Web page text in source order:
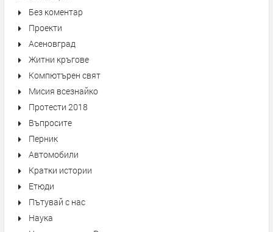
Без коментар
Проекти
Асеновград
Житни кръгове
Компютърен свят
Мисия всезнайко
Протести 2018
Въпросите
Перник
Автомобили
Кратки истории
Етюди
Пътувай с нас
Наука